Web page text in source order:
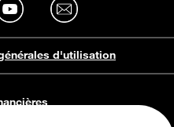
d'utilisation